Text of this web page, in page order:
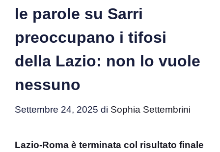
le parole su Sarri
preoccupano i tifosi
della Lazio: non lo vuole
nessuno
Settembre 24, 2025 di Sophia Settembrini
Lazio-Roma è terminata col risultato finale